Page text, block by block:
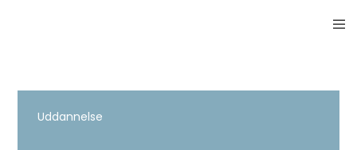
Uddannelse